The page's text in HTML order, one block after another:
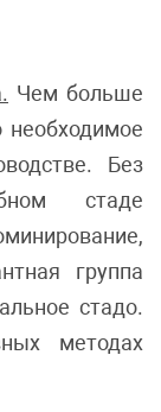
Чем больше
Без
стаде
группа
стадо.
методах